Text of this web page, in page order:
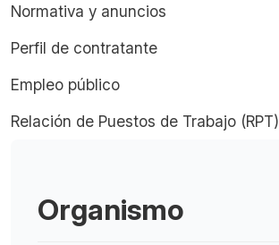
Normativa y anuncios
Perfil de contratante
Empleo público
Relación de Puestos de Trabajo (RPT)
Organismo